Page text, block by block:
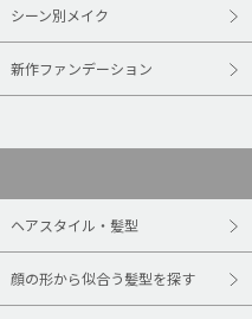
シーン別メイク
新作ファンデーション
ヘアスタイル・髪型
顔の形から似合う髪型を探す